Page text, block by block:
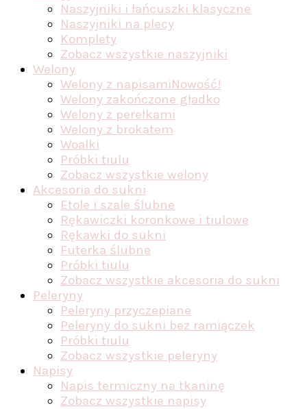
Naszyjniki i łańcuszki klasyczne
Naszyjniki na plecy
Komplety
Zobacz wszystkie naszyjniki
Welony
Welony z napisamiNowość!
Welony zakończone gładko
Welony z perełkami
Welony z brokatem
Woalki
Próbki tiulu
Zobacz wszystkie welony
Akcesoria do sukni
Etole i szale ślubne
Rękawiczki koronkowe i tiulowe
Rękawki do sukni
Futerka ślubne
Próbki tiulu
Zobacz wszystkie akcesoria do sukni
Peleryny
Peleryny przyczepiane
Peleryny do sukni bez ramiączek
Próbki tiulu
Zobacz wszystkie peleryny
Napisy
Napis termiczny na tkaninę
Zobacz wszystkie napisy